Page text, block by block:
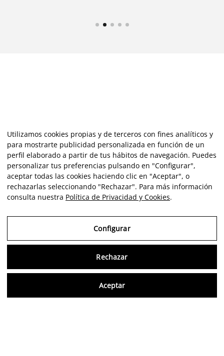
Utilizamos cookies propias y de terceros con fines analíticos y
para mostrarte publicidad personalizada en función de un
perfil elaborado a partir de tus hábitos de navegación. Puedes
personalizar tus preferencias pulsando en "Configurar",
aceptar todas las cookies haciendo clic en "Aceptar", o
rechazarlas seleccionando "Rechazar". Para más información
consulta nuestra Política de Privacidad y Cookies.
Configurar
Rechazar
Aceptar